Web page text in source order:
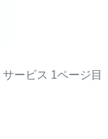
サービス 1ページ目